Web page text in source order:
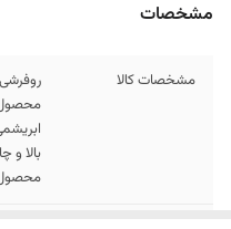
مشخصات
مشخصات کالا
بالا